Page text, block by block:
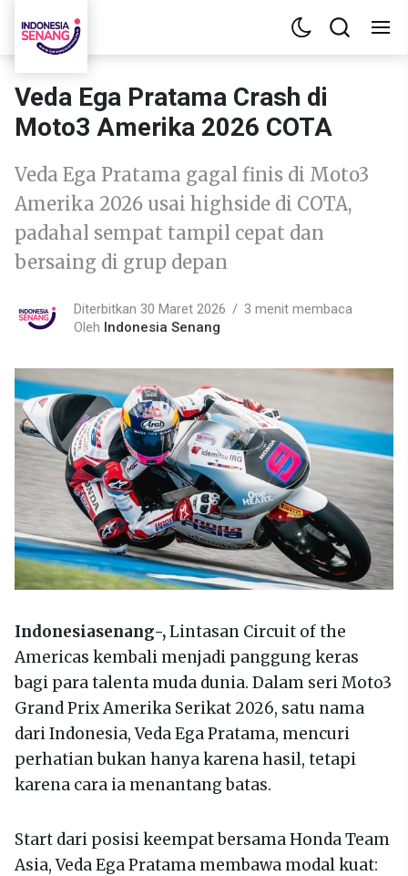
Veda Ega Pratama Crash di
Moto3 Amerika 2026 COTA
Veda Ega Pratama gagal finis di Moto3
Amerika 2026 usai highside di COTA,
padahal sempat tampil cepat dan
bersaing di grup depan
Diterbitkan 30 Maret 2026
3 menit membaca
Oleh Indonesia Senang
Indonesiasenang-,Lintasan Circuit of the
Americas kembali menjadi panggung keras
bagi para talenta muda dunia. Dalam seri Moto3
Grand Prix Amerika Serikat 2026, satu nama
dari Indonesia, Veda Ega Pratama, mencuri
perhatian bukan hanya karena hasil, tetapi
karena cara ia menantang batas.
Start dari posisi keempat bersama Honda Team
Asia, Veda Ega Pratama membawa modal kuat: